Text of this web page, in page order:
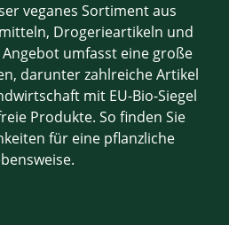
veganes Sortiment aus
Drogerieartikeln und
umfasst eine große
darunter zahlreiche Artikel
mit EU-Bio-Siegel
Produkte. So finden Sie
für eine pflanzliche